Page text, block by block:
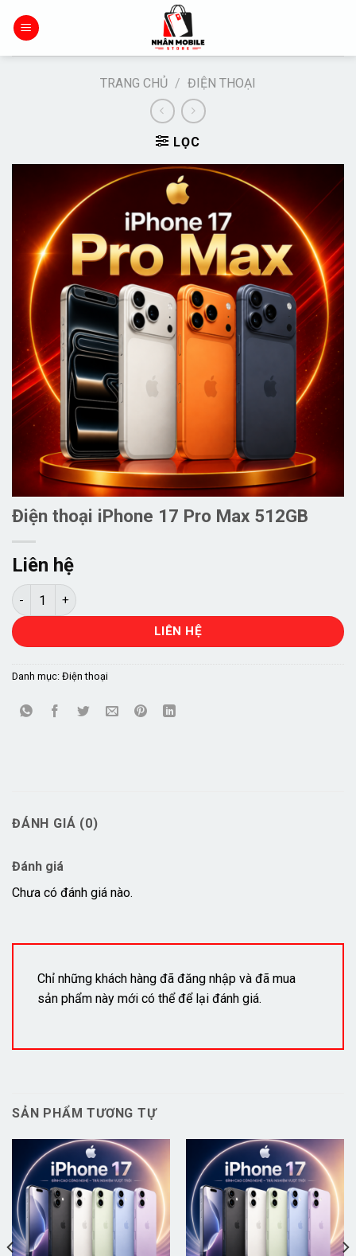
đến
TRANG CHỦ / ĐIỆN THOẠI
LỌC
Điện thoại iPhone 17 Pro Max 512GB
Liên hệ
Điện thoại iPhone 17 Pro Max 512GB số lượng
LIÊN HỆ
Danh mục: Điện thoại
ĐÁNH GIÁ (0)
Đánh giá
Chưa có đánh giá nào.
Chỉ những khách hàng đã đăng nhập và đã mua
sản phẩm này mới có thể để lại đánh giá.
SẢN PHẨM TƯƠNG TỰ